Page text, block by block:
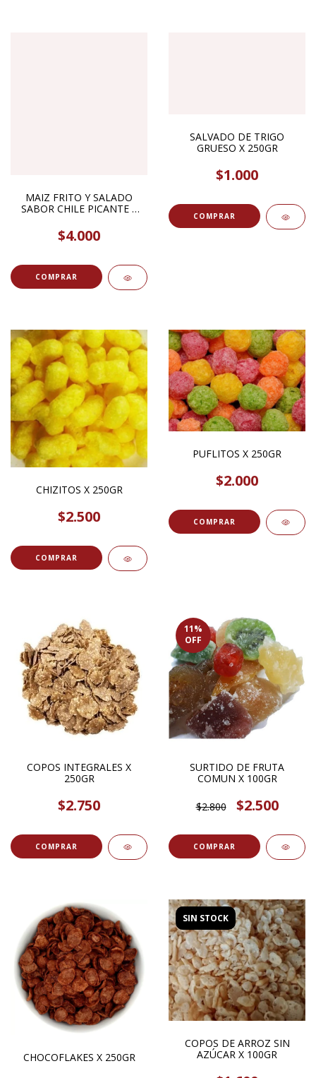
MAIZ FRITO Y SALADO
SABOR CHILE PICANTE X
$4.000
COMPRAR
SALVADO DE TRIGO
GRUESO X 250GR
$1.000
COMPRAR
CHIZITOS X 250GR
$2.500
COMPRAR
PUFLITOS X 250GR
$2.000
COMPRAR
COPOS INTEGRALES X
250GR
$2.750
COMPRAR
11%
OFF
SURTIDO DE FRUTA
COMUN X 100GR
$2.800 $2.500
COMPRAR
CHOCOFLAKES X 250GR
SIN STOCK
COPOS DE ARROZ SIN
AZÚCAR X 100GR